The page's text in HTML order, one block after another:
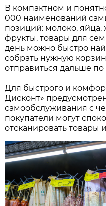
В компактном и
000 наименований
позиций: молоко, яйца,
фрукты, товары для
день можно быстро
собрать нужную
отправиться дальше
Для быстрого и
Дисконт»
самообслуживания с
покупатели могут
отсканировать товары